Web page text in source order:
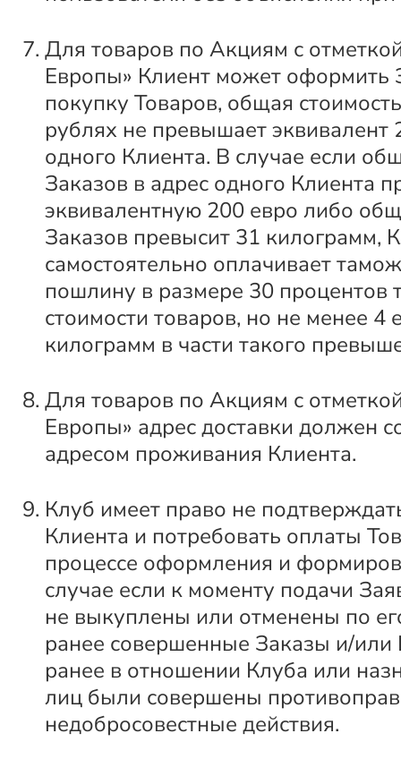
Для товаров по Акциям с
Европы» Клиент может оформить
покупку Товаров, общая
рублях не превышает эквивалент
одного Клиента. В случае если
Заказов в адрес одного Клиента
эквивалентную 200 евро либо
Заказов превысит 31 килограмм,
самостоятельно оплачивает
пошлину в размере 30 процентов
стоимости товаров, но не менее 4
килограмм в части такого
Для товаров по Акциям с
Европы» адрес доставки должен
адресом проживания Клиента.
Клуб имеет право не
Клиента и потребовать оплаты
процессе оформления и
случае если к моменту подачи
не выкуплены или отменены по
ранее совершенные Заказы и/или
ранее в отношении Клуба или
лиц были совершены
недобросовестные действия.